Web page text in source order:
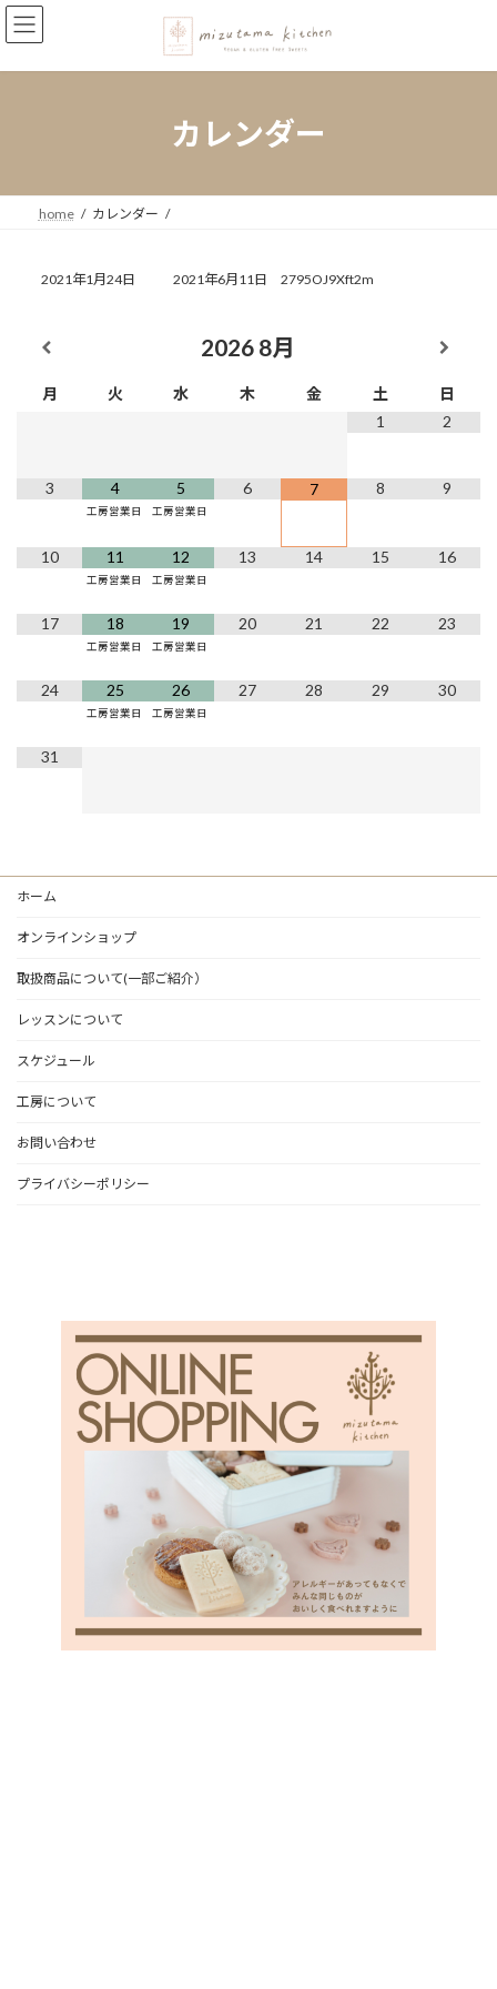
コ
ン
ン
ナ
ビ
ー
カレンダー
home カレンダー
2021年1月24日
最
:
2021年6月11日 2795OJ9Xft2m
2026 8月
月 火 水 木 金 土
日
1
2
3 4
工房営業日
5
工房営業日
6 7 8 9
10 11
工房営業日
12
工房営業日
13 14 15 16
17 18
工房営業日
19
工房営業日
20 21 22 23
24 25
工房営業日
26
工房営業日
27 28 29 30
31
ホーム
オンラインショップ
取扱商品について(一部ご紹介）
レッスンについて
スケジュール
工房について
お問い合わせ
プライバシーポリシー